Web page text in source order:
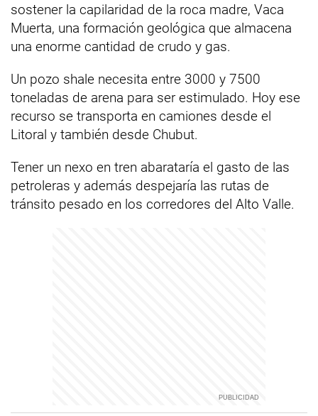
sostener la capilaridad de la roca madre, Vaca
Muerta, una formación geológica que almacena
una enorme cantidad de crudo y gas.
Un pozo shale necesita entre 3000 y 7500
toneladas de arena para ser estimulado. Hoy ese
recurso se transporta en camiones desde el
Litoral y también desde Chubut.
Tener un nexo en tren abarataría el gasto de las
petroleras y además despejaría las rutas de
tránsito pesado en los corredores del Alto Valle.